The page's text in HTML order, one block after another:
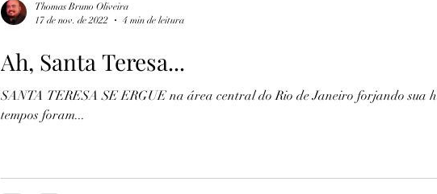
Ah, Santa Teresa...
SANTA TERESA SE ERGUE na área central do Rio de Janeiro forjando sua
tempos foram...
Thomas Bruno Oliveira
17 de nov. de 2022
4 min de leitura